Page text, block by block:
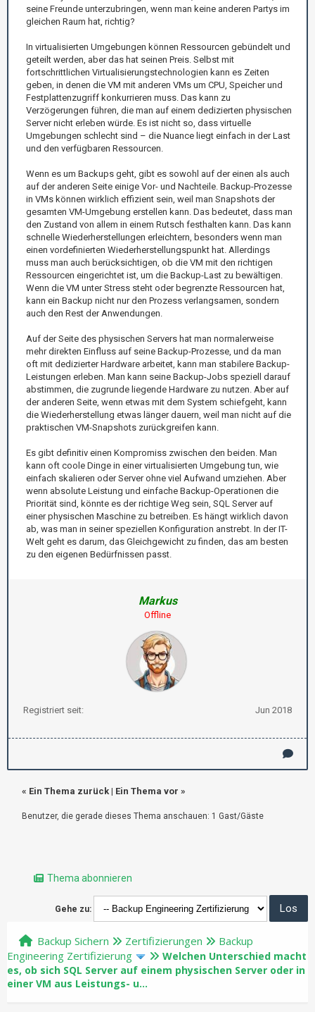
seine Freunde unterzubringen, wenn man keine anderen Partys im
gleichen Raum hat, richtig?
In virtualisierten Umgebungen können Ressourcen gebündelt und
geteilt werden, aber das hat seinen Preis. Selbst mit
fortschrittlichen Virtualisierungstechnologien kann es Zeiten
geben, in denen die VM mit anderen VMs um CPU, Speicher und
Festplattenzugriff konkurrieren muss. Das kann zu
Verzögerungen führen, die man auf einem dedizierten physischen
Server nicht erleben würde. Es ist nicht so, dass virtuelle
Umgebungen schlecht sind – die Nuance liegt einfach in der Last
und den verfügbaren Ressourcen.
Wenn es um Backups geht, gibt es sowohl auf der einen als auch
auf der anderen Seite einige Vor- und Nachteile. Backup-Prozesse
in VMs können wirklich effizient sein, weil man Snapshots der
gesamten VM-Umgebung erstellen kann. Das bedeutet, dass man
den Zustand von allem in einem Rutsch festhalten kann. Das kann
schnelle Wiederherstellungen erleichtern, besonders wenn man
einen vordefinierten Wiederherstellungspunkt hat. Allerdings
muss man auch berücksichtigen, ob die VM mit den richtigen
Ressourcen eingerichtet ist, um die Backup-Last zu bewältigen.
Wenn die VM unter Stress steht oder begrenzte Ressourcen hat,
kann ein Backup nicht nur den Prozess verlangsamen, sondern
auch den Rest der Anwendungen.
Auf der Seite des physischen Servers hat man normalerweise
mehr direkten Einfluss auf seine Backup-Prozesse, und da man
oft mit dedizierter Hardware arbeitet, kann man stabilere Backup-
Leistungen erleben. Man kann seine Backup-Jobs speziell darauf
abstimmen, die zugrunde liegende Hardware zu nutzen. Aber auf
der anderen Seite, wenn etwas mit dem System schiefgeht, kann
die Wiederherstellung etwas länger dauern, weil man nicht auf die
praktischen VM-Snapshots zurückgreifen kann.
Es gibt definitiv einen Kompromiss zwischen den beiden. Man
kann oft coole Dinge in einer virtualisierten Umgebung tun, wie
einfach skalieren oder Server ohne viel Aufwand umziehen. Aber
wenn absolute Leistung und einfache Backup-Operationen die
Priorität sind, könnte es der richtige Weg sein, SQL Server auf
einer physischen Maschine zu betreiben. Es hängt wirklich davon
ab, was man in seiner speziellen Konfiguration anstrebt. In der IT-
Welt geht es darum, das Gleichgewicht zu finden, das am besten
zu den eigenen Bedürfnissen passt.
Markus
Offline
Registriert seit: Jun 2018
« Ein Thema zurück | Ein Thema vor »
Benutzer, die gerade dieses Thema anschauen: 1 Gast/Gäste
Thema abonnieren
Gehe zu:
Backup Sichern Zertifizierungen
Backup
Engineering Zertifizierung
Welchen Unterschied macht
es, ob sich SQL Server auf einem physischen Server oder in
einer VM aus Leistungs- u...